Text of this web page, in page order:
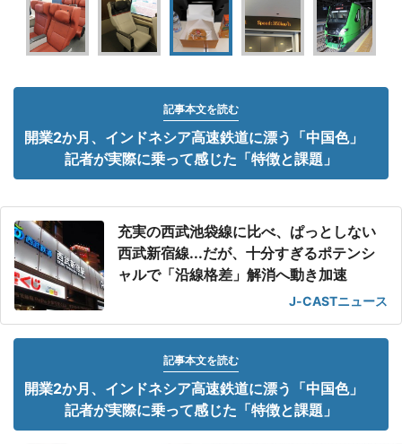
記事本文を読む
開業2か月、インドネシア高速鉄道に漂う「中国色」
記者が実際に乗って感じた「特徴と課題」
充実の西武池袋線に比べ、ぱっとしない
西武新宿線...だが、十分すぎるポテンシ
ャルで「沿線格差」解消へ動き加速
J-CASTニュース
記事本文を読む
開業2か月、インドネシア高速鉄道に漂う「中国色」
記者が実際に乗って感じた「特徴と課題」